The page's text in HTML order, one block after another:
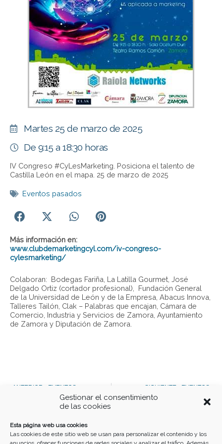
Gestionar el consentimiento
de las cookies
Esta página web usa cookies
Las cookies de este sitio web se usan para personalizar el contenido y los
Martes 25 de marzo de 2025
De 9:15 a 18:30 horas
IV Congreso #CyLesMarketing. Posiciona el talento de
Castilla León en el mapa. 25 de marzo de 2025
Eventos pasados
Más información en:
www.clubdemarketingcyl.com/iv-congreso-
cylesmarketing/
Colaboran: Bodegas Fariña, La Latilla Gourmet, José
Delgado Ortiz (cortador profesional), Fundación General
de la Universidad de León y de la Empresa, Abacus Innova,
Talleres Tailón, Clak – Palabras que encajan, Cámara de
Comercio, Industria y Servicios de Zamora, Ayuntamiento
de Zamora y Diputación de Zamora.
ANTERIOR - EVENTOS
Pozcast: ¿Tenemos la Semana Santa que merecemos?
SIGUIENTE - EVENTOS
Buscar